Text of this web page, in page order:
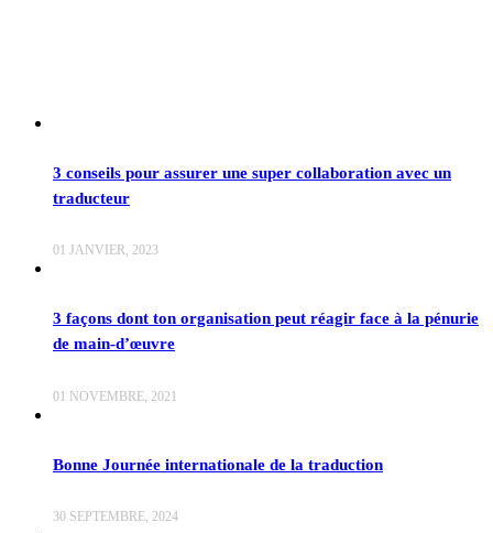
3 conseils pour assurer une super collaboration avec un
traducteur
01 JANVIER, 2023
3 façons dont ton organisation peut réagir face à la pénurie
de main-d’œuvre
01 NOVEMBRE, 2021
Bonne Journée internationale de la traduction
30 SEPTEMBRE, 2024